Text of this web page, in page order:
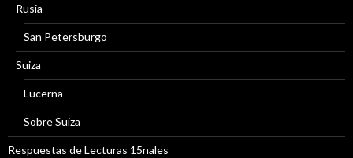
Rusia
San Petersburgo
Suiza
Lucerna
Sobre Suiza
Respuestas de Lecturas 15nales